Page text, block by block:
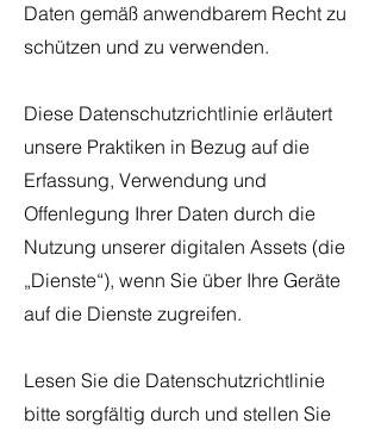
Daten gemäß anwendbarem Recht zu
schützen und zu verwenden.
Diese Datenschutzrichtlinie erläutert
unsere Praktiken in Bezug auf die
Erfassung, Verwendung und
Offenlegung Ihrer Daten durch die
Nutzung unserer digitalen Assets (die
„Dienste“), wenn Sie über Ihre Geräte
auf die Dienste zugreifen.
Lesen Sie die Datenschutzrichtlinie
bitte sorgfältig durch und stellen Sie